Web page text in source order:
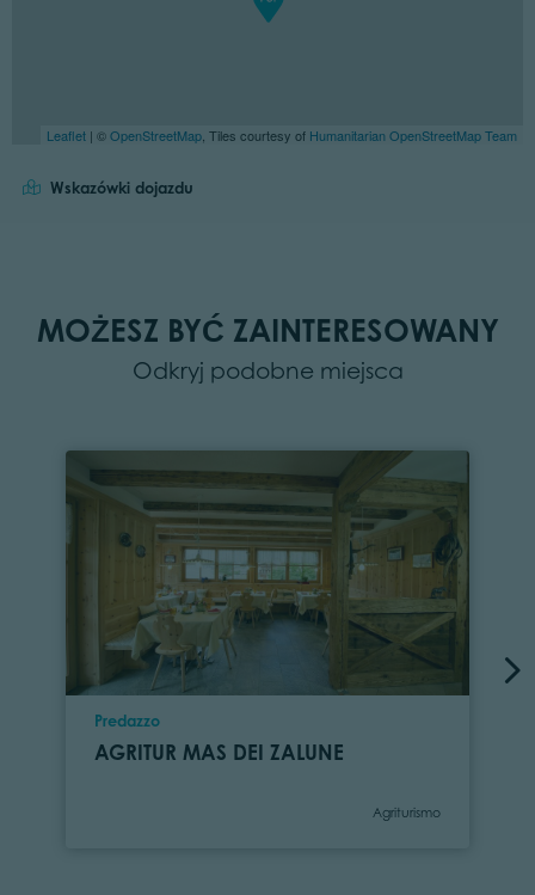
Leaflet | ©OpenStreetMap, Tiles courtesy of Humanitarian OpenStreetMap Team
Wskazówki dojazdu
MOŻESZ BYĆ ZAINTERESOWANY
Odkryj podobne miejsca
Location
Predazzo
AGRITUR MAS DEI ZALUNE
Category
Agriturismo